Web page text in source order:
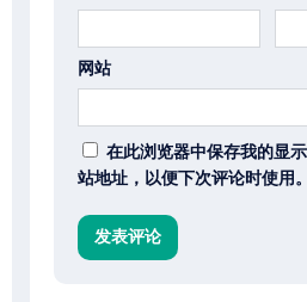
网站
在此浏览器中保存我的显
站地址，以便下次评论时使用。